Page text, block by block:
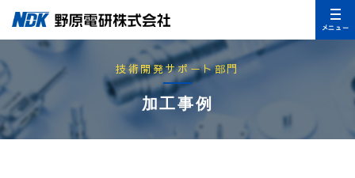
メニュー
技術開発サポート部門
加工事例